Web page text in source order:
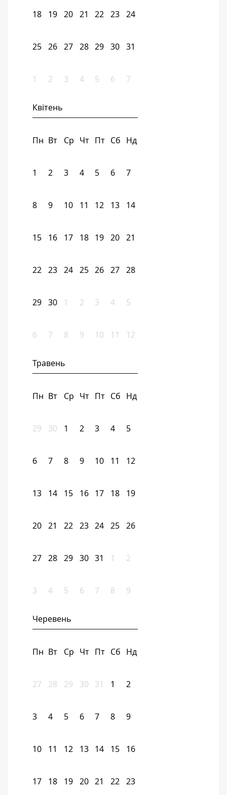
18 19 20 21 22 23 24
25 26 27 28 29 30 31
1 2 3 4 5 6 7
Квітень
Пн Вт Ср Чт Пт Сб Нд
1 2 3 4 5 6 7
8 9 10 11 12 13 14
15 16 17 18 19 20 21
22 23 24 25 26 27 28
29 30 1 2 3 4 5
6 7 8 9 10 11 12
Травень
Пн Вт Ср Чт Пт Сб Нд
29 30 1 2 3 4 5
6 7 8 9 10 11 12
13 14 15 16 17 18 19
20 21 22 23 24 25 26
27 28 29 30 31 1 2
3 4 5 6 7 8 9
Черевень
Пн Вт Ср Чт Пт Сб Нд
27 28 29 30 31 1 2
3 4 5 6 7 8 9
10 11 12 13 14 15 16
17 18 19 20 21 22 23